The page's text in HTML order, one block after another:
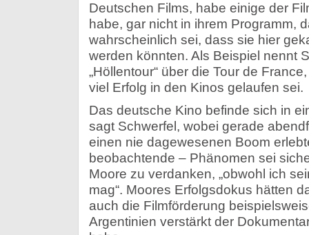
Deutschen Films, habe einige der
habe, gar nicht in ihrem Programm,
wahrscheinlich sei, dass sie hier
werden könnten. Als Beispiel nennt
„Höllentour“ über die Tour de
viel Erfolg in den Kinos gelaufen sei.
Das deutsche Kino befinde sich in
sagt Schwerfel, wobei gerade
einen nie dagewesenen Boom
beobachtende – Phänomen sei
Moore zu verdanken, „obwohl ich
mag“. Moores Erfolgsdokus hätten
auch die Filmförderung
Argentinien verstärkt der